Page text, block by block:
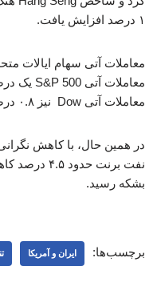
۱ درصد افزایش یافت.
معاملات آتی سهام ایالات
معاملات آتی Dow نیز ۰.۸ درصد افزایش یافتند.
در همین حال، با کاهش
بشکه رسید.
برچسب‌ها: ایران و آمریکا